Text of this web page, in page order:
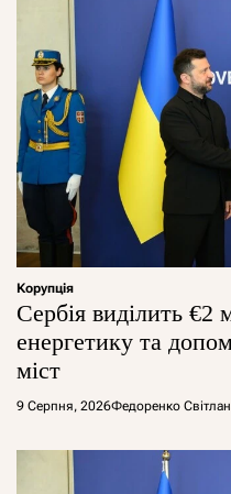
Корупція
Сербія виділить €2
енергетику та
міст
9 Серпня, 2026Федоренко